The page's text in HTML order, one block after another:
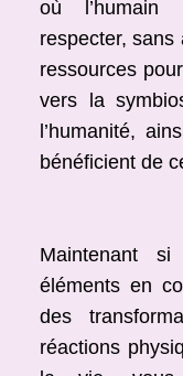
où l’humain
respecter,
ressources
vers la
l’humanité,
bénéficient de
Maintenant
éléments en
des
réactions